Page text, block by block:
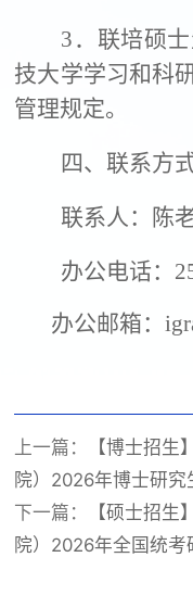
3 ．联培硕
技大学学习和科
管理规定。
四、联系方
联系人：陈
办公电话：
办公邮箱：
上一篇：
【博士招
院）2026年博士研究
下一篇：
【硕士招
院）2026年全国统考